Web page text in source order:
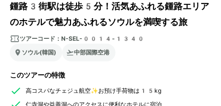
鍾路3街駅は徒歩5分！活気あふれる鍾路エリア
のホテルで魅力あふれるソウルを満喫する旅
ツアーコード： N-SEL-0014-1340
ソウル(韓国)
中部国際空港
このツアーの特徴
高コスパなチェジュ航空✨お預け手荷物は15kg
仁寺洞や益善洞へのアクセスに便利なホテルに宿泊